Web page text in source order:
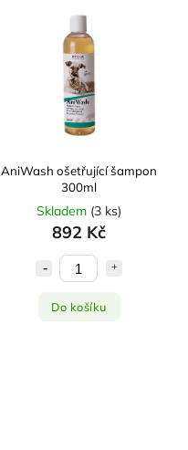
AniWash ošetřující šampon
300ml
Skladem (3 ks)
892 Kč
Do košíku